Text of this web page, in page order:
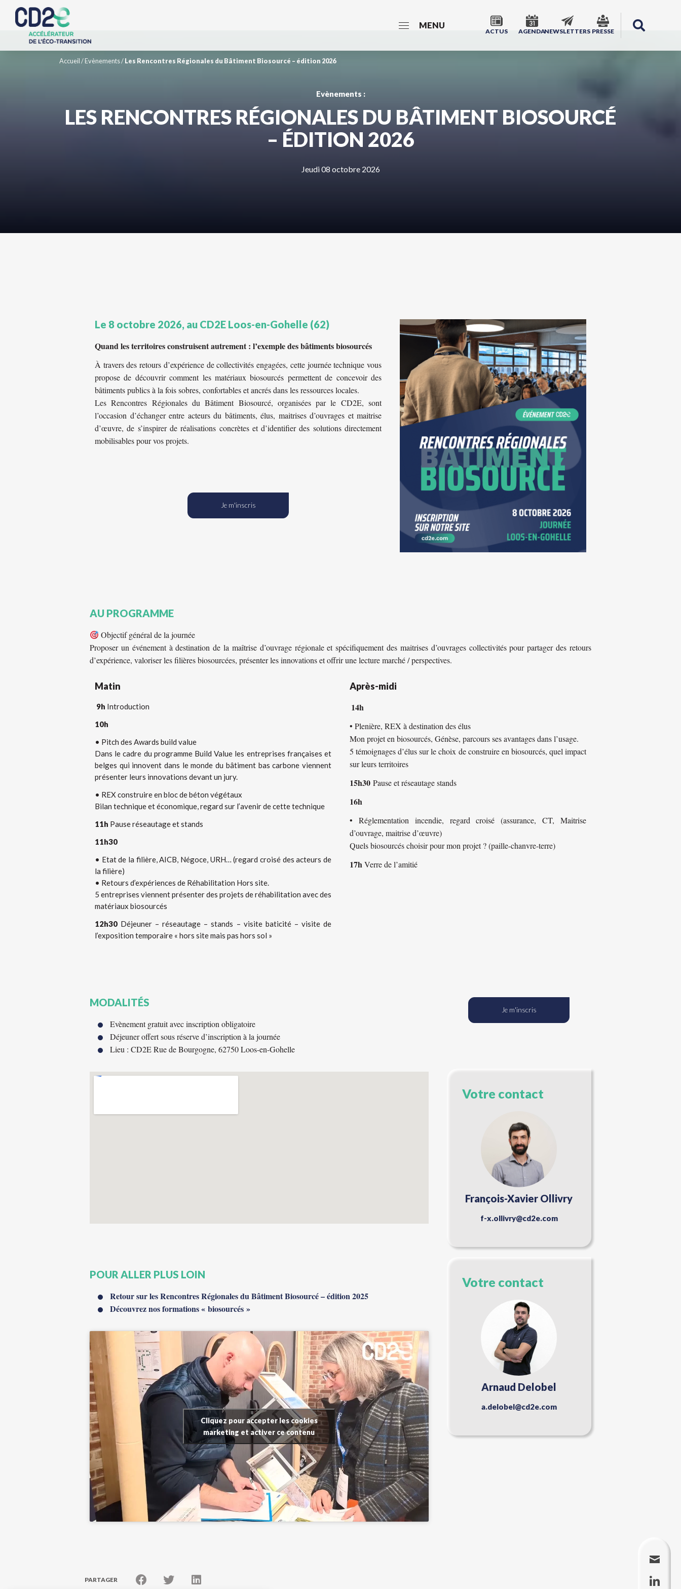
MENU
ACTUS AGENDANEWSLETTERS PRESSE
Accueil/Evènements/Les Rencontres Régionales du Bâtiment Biosourcé – édition 2026
Evènements :
LES RENCONTRES RÉGIONALES DU BÂTIMENT BIOSOURCÉ
– ÉDITION 2026
Jeudi 08 octobre 2026
Le 8 octobre 2026, au CD2E Loos-en-Gohelle (62)
Quand les territoires construisent autrement : l’exemple des bâtiments biosourcés
À travers des retours d’expérience de collectivités engagées, cette journée technique vous
propose de découvrir comment les matériaux biosourcés permettent de concevoir des
bâtiments publics à la fois sobres, confortables et ancrés dans les ressources locales.
Les Rencontres Régionales du Bâtiment Biosourcé, organisées par le CD2E, sont
l’occasion d’échanger entre acteurs du bâtiments, élus, maitrises d’ouvrages et maitrise
d’œuvre, de s’inspirer de réalisations concrètes et d’identifier des solutions directement
mobilisables pour vos projets.
Je m'inscris
AU PROGRAMME
Objectif général de la journée
Proposer un événement à destination de la maîtrise d’ouvrage régionale et spécifiquement des maitrises d’ouvrages collectivités pour partager des retours
d’expérience, valoriser les filières biosourcées, présenter les innovations et offrir une lecture marché / perspectives.
Matin
9h Introduction
10h
• Pitch des Awards build value
Dans le cadre du programme Build Value les entreprises françaises et
belges qui innovent dans le monde du bâtiment bas carbone viennent
présenter leurs innovations devant un jury.
• REX construire en bloc de béton végétaux
Bilan technique et économique, regard sur l’avenir de cette technique
11h Pause réseautage et stands
11h30
• Etat de la filière, AICB, Négoce, URH… (regard croisé des acteurs de
la filière)
• Retours d’expériences de Réhabilitation Hors site.
5 entreprises viennent présenter des projets de réhabilitation avec des
matériaux biosourcés
12h30 Déjeuner – réseautage – stands – visite baticité – visite de
l’exposition temporaire « hors site mais pas hors sol »
Après-midi
14h
• Plenière, REX à destination des élus
Mon projet en biosourcés, Génèse, parcours ses avantages dans l’usage.
5 témoignages d’élus sur le choix de construire en biosourcés, quel impact
sur leurs territoires
15h30 Pause et réseautage stands
16h
• Réglementation incendie, regard croisé (assurance, CT, Maitrise
d’ouvrage, maitrise d’œuvre)
Quels biosourcés choisir pour mon projet ? (paille-chanvre-terre)
17hVerre de l’amitié
MODALITÉS
Evènement gratuit avec inscription obligatoire
Déjeuner offert sous réserve d’inscription à la journée
Lieu : CD2E Rue de Bourgogne, 62750 Loos-en-Gohelle
POUR ALLER PLUS LOIN
Retour sur les Rencontres Régionales du Bâtiment Biosourcé – édition 2025
Découvrez nos formations « biosourcés »
Cliquez pour accepter les cookies
marketing et activer ce contenu
Je m'inscris
Votre contact
François-Xavier Ollivry
f-x.ollivry@cd2e.com
Votre contact
Arnaud Delobel
a.delobel@cd2e.com
PARTAGER